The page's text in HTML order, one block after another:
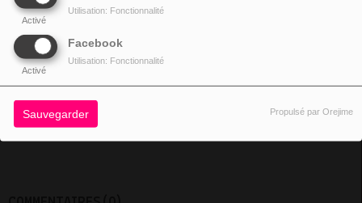
Activé
Utilisation: Fonctionnalité
Facebook
Activé
Utilisation: Fonctionnalité
Sauvegarder Propulsé par Orejime
11014VUES